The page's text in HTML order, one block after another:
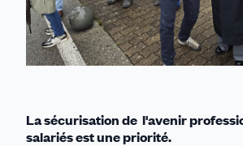
La sécurisation de l'avenir
salariés est une priorité.